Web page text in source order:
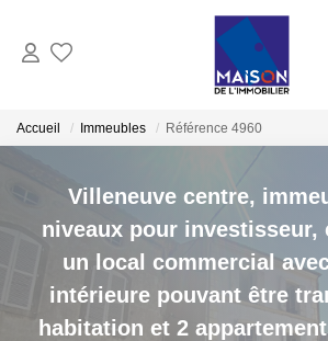
GESTION
ESTIMATION
Accueil Immeubles Référence 4960
Villeneuve centre,
niveaux pour investisseur,
un local commercial
intérieure pouvant être
habitation et 2